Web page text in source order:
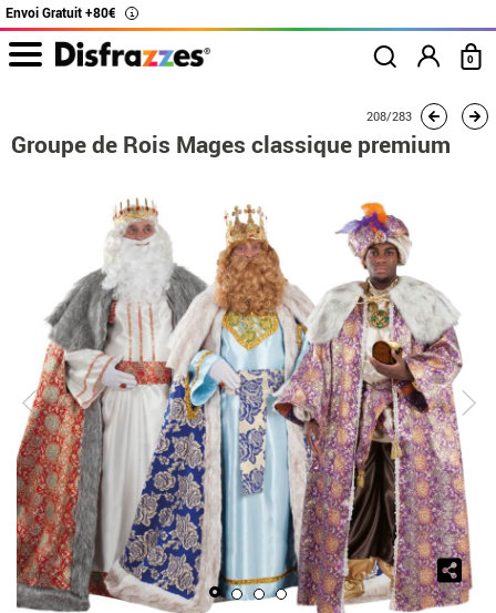
Envoi Gratuit +80€ i
0
Groupe de Rois Mages
208/283
Groupe de Rois Mages classique premium